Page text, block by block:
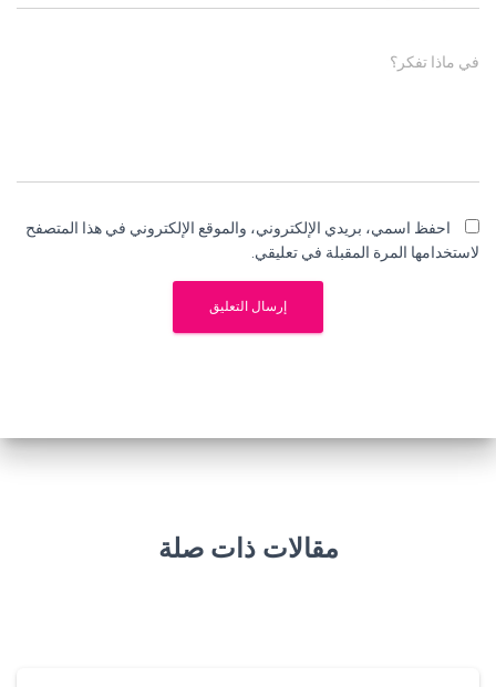
في ماذا تفكر؟
احفظ اسمي، بريدي الإلكتروني، والموقع الإلكتروني في هذا المتصفح
لاستخدامها المرة المقبلة في تعليقي.
مقالات ذات صلة